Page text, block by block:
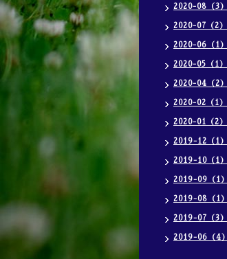
2020-08（3）
2020-07（2）
2020-06（1）
2020-05（1）
2020-04（2）
2020-02（1）
2020-01（2）
2019-12（1）
2019-10（1）
2019-09（1）
2019-08（1）
2019-07（3）
2019-06（4）